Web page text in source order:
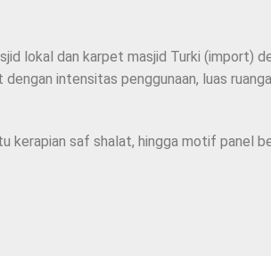
lokal dan karpet masjid Turki (import)
intensitas penggunaan, luas
kerapian saf shalat, hingga motif panel